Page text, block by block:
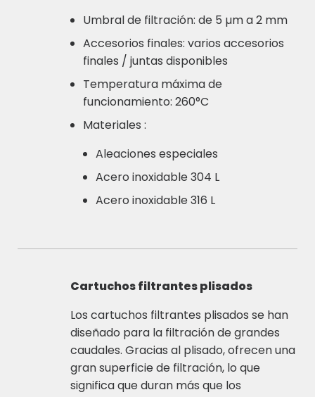
Umbral de filtración: de 5 µm a 2 mm
Accesorios finales: varios accesorios
finales / juntas disponibles
Temperatura máxima de
funcionamiento: 260°C
Materiales :
Aleaciones especiales
Acero inoxidable 304 L
Acero inoxidable 316 L
Cartuchos filtrantes plisados
Los cartuchos filtrantes plisados se han
diseñado para la filtración de grandes
caudales. Gracias al plisado, ofrecen una
gran superficie de filtración, lo que
significa que duran más que los